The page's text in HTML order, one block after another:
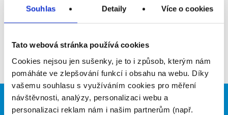
Souhlas Detaily Více o cookies
Tato webová stránka používá cookies
Cookies nejsou jen sušenky, je to i způsob, kterým nám
pomáháte ve zlepšování funkcí i obsahu na webu. Díky
vašemu souhlasu s využíváním cookies pro měření
návštěvnosti, analýzy, personalizaci webu a
personalizaci reklam nám i našim partnerům (např.
Přidat do oblíbených
Zpět
Brigádníci Firmy